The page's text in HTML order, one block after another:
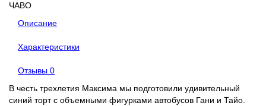
ЧАВО
Описание
Характеристики
Отзывы 0
В честь трехлетия Максима мы подготовили удивительный
синий торт с объемными фигурками автобусов Гани и Тайо.